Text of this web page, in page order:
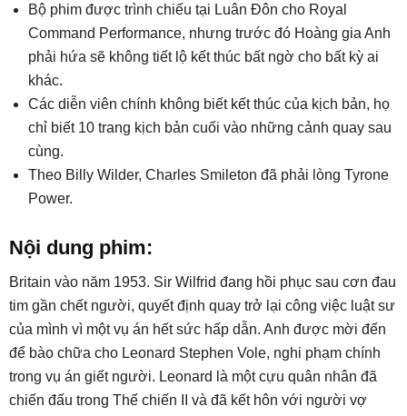
Bộ phim được trình chiếu tại Luân Đôn cho Royal
Command Performance, nhưng trước đó Hoàng gia Anh
phải hứa sẽ không tiết lộ kết thúc bất ngờ cho bất kỳ ai
khác.
Các diễn viên chính không biết kết thúc của kịch bản, họ
chỉ biết 10 trang kịch bản cuối vào những cảnh quay sau
cùng.
Theo Billy Wilder, Charles Smileton đã phải lòng Tyrone
Power.
Nội dung phim:
Britain vào năm 1953. Sir Wilfrid đang hồi phục sau cơn đau
tim gần chết người, quyết định quay trở lại công việc luật sư
của mình vì một vụ án hết sức hấp dẫn. Anh được mời đến
để bào chữa cho Leonard Stephen Vole, nghi phạm chính
trong vụ án giết người. Leonard là một cựu quân nhân đã
chiến đấu trong Thế chiến II và đã kết hôn với người vợ